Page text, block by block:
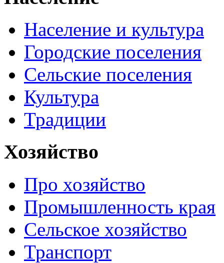
Население и культура
Городские поселения
Сельские поселения
Культура
Традиции
Хозяйство
Про хозяйство
Промышленность края
Сельское хозяйство
Транспорт